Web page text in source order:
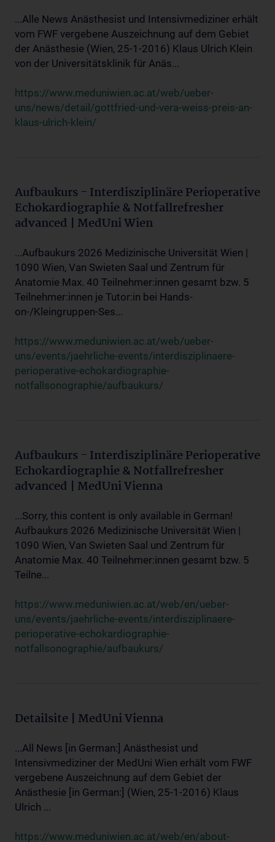
...Alle News Anästhesist und Intensivmediziner erhält
vom FWF vergebene Auszeichnung auf dem Gebiet
der Anästhesie (Wien, 25-1-2016) Klaus Ulrich Klein
von der Universitätsklinik für Anäs...
https://www.meduniwien.ac.at/web/ueber-
uns/news/detail/gottfried-und-vera-weiss-preis-an-
klaus-ulrich-klein/
Aufbaukurs - Interdisziplinäre Perioperative
Echokardiographie & Notfallrefresher
advanced | MedUni Wien
...Aufbaukurs 2026 Medizinische Universität Wien |
1090 Wien, Van Swieten Saal und Zentrum für
Anatomie Max. 40 Teilnehmer:innen gesamt bzw. 5
Teilnehmer:innen je Tutor:in bei Hands-
on-/Kleingruppen-Ses...
https://www.meduniwien.ac.at/web/ueber-
uns/events/jaehrliche-events/interdisziplinaere-
perioperative-echokardiographie-
notfallsonographie/aufbaukurs/
Aufbaukurs - Interdisziplinäre Perioperative
Echokardiographie & Notfallrefresher
advanced | MedUni Vienna
...Sorry, this content is only available in German!
Aufbaukurs 2026 Medizinische Universität Wien |
1090 Wien, Van Swieten Saal und Zentrum für
Anatomie Max. 40 Teilnehmer:innen gesamt bzw. 5
Teilne...
https://www.meduniwien.ac.at/web/en/ueber-
uns/events/jaehrliche-events/interdisziplinaere-
perioperative-echokardiographie-
notfallsonographie/aufbaukurs/
Detailsite | MedUni Vienna
...All News [in German:] Anästhesist und
Intensivmediziner der MedUni Wien erhält vom FWF
vergebene Auszeichnung auf dem Gebiet der
Anästhesie [in German:] (Wien, 25-1-2016) Klaus
Ulrich ...
https://www.meduniwien.ac.at/web/en/about-